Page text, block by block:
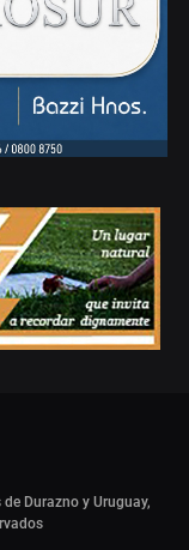
Durazno y Uruguay,